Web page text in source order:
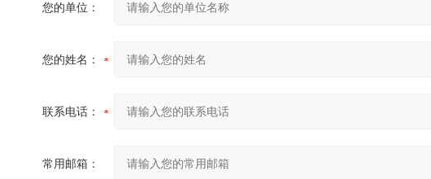
您的单位：
您的姓名：
联系电话：
常用邮箱：